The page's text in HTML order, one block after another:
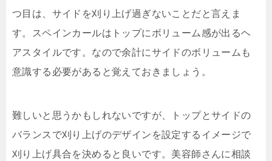
つ目は、サイドを刈り上げ過ぎないことだと言えま
す。スペインカールはトップにボリューム感が出るヘ
アスタイルです。なので余計にサイドのボリュームも
意識する必要があると覚えておきましょう。
難しいと思うかもしれないですが、トップとサイドの
バランスで刈り上げのデザインを設定するイメージで
刈り上げ具合を決めると良いです。美容師さんに相談